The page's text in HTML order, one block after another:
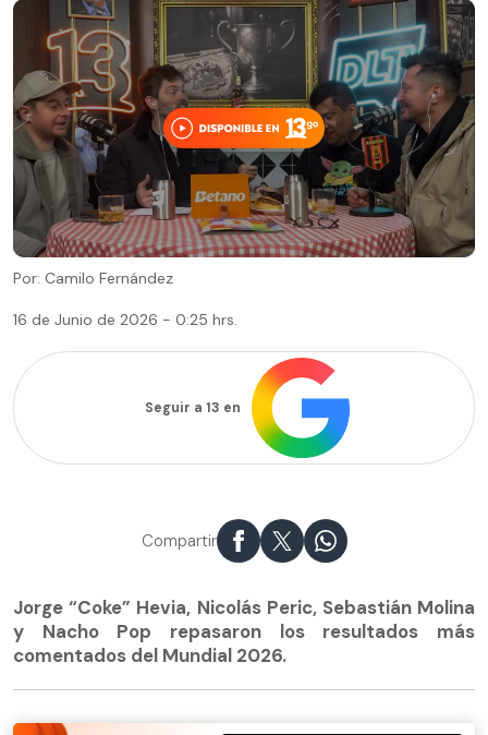
Por: Camilo Fernández
16 de Junio de 2026 - 0:25 hrs.
Seguir a 13 en
Compartir
Jorge “Coke” Hevia, Nicolás Peric, Sebastián Molina
y Nacho Pop repasaron los resultados más
comentados del Mundial 2026.